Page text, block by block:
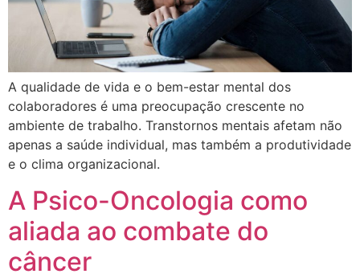
A qualidade de vida e o bem-estar mental dos
colaboradores é uma preocupação crescente no
ambiente de trabalho. Transtornos mentais afetam não
apenas a saúde individual, mas também a produtividade
e o clima organizacional.
A Psico-Oncologia como
aliada ao combate do
câncer